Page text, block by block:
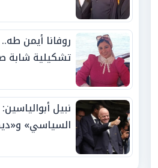
روفانا أيمن طه..
تشكيلية شابة
الجوائز منذ
نبيل
السياسي»
الفيفا».. وإقالة